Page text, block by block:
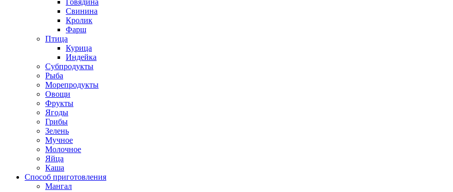
Говядина
Свинина
Кролик
Фарш
Птица
Курица
Индейка
Субпродукты
Рыба
Морепродукты
Овощи
Фрукты
Ягоды
Грибы
Зелень
Мучное
Молочное
Яйца
Каша
Способ приготовления
Мангал